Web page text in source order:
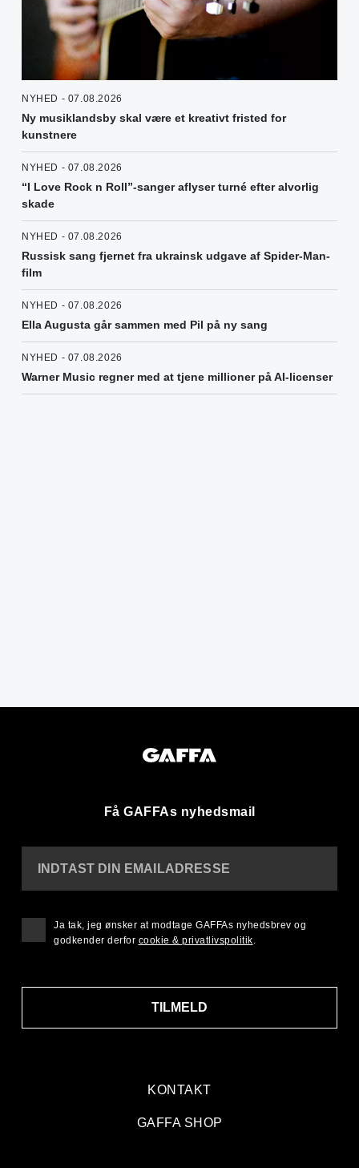
NYHED - 07.08.2026
Ny musiklandsby skal være et kreativt fristed for
kunstnere
NYHED - 07.08.2026
“I Love Rock n Roll”-sanger aflyser turné efter alvorlig
skade
NYHED - 07.08.2026
Russisk sang fjernet fra ukrainsk udgave af Spider-Man-
film
NYHED - 07.08.2026
Ella Augusta går sammen med Pil på ny sang
NYHED - 07.08.2026
Warner Music regner med at tjene millioner på AI-licenser
Få GAFFAs nyhedsmail
KONTAKT
GAFFA SHOP
INDTAST DIN EMAILADRESSE
TILMELD
Ja tak, jeg ønsker at modtage GAFFAs nyhedsbrev og
godkender derfor cookie & privatlivspolitik.